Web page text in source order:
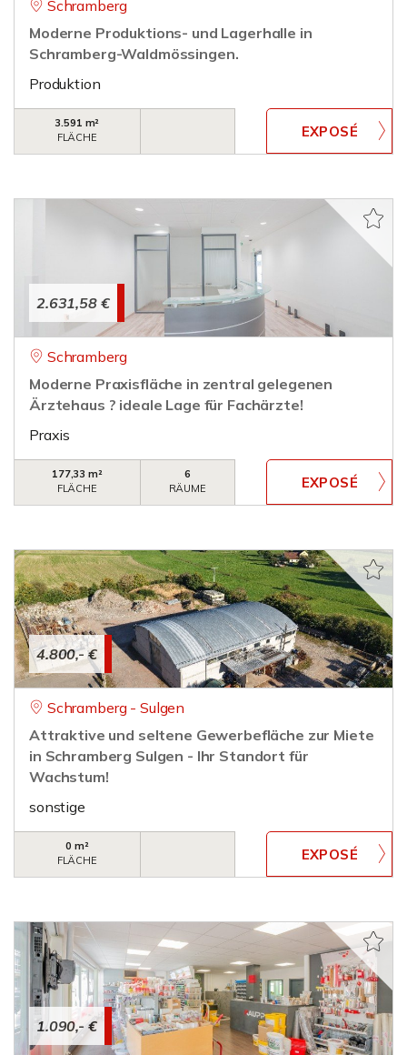
Schramberg
Moderne Produktions- und Lagerhalle in
Schramberg-Waldmössingen.
Produktion
3.591 m²
FLÄCHE
2.631,58 €
Schramberg
Moderne Praxisfläche in zentral gelegenen
Ärztehaus ? ideale Lage für Fachärzte!
Praxis
177,33 m²
FLÄCHE
6
RÄUME
4.800,- €
Schramberg - Sulgen
Attraktive und seltene Gewerbefläche zur Miete
in Schramberg Sulgen - Ihr Standort für
Wachstum!
sonstige
0 m²
FLÄCHE
1.090,- €